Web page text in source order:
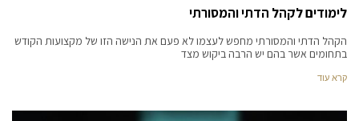
לימודים לקהל הדתי והמסורתי
הקהל הדתי והמסורתי מחפש לעצמו לא פעם את הנישה הזו של מקצועות הקודש
בתחומים אשר בהם יש הרבה ביקוש מצד
קרא עוד